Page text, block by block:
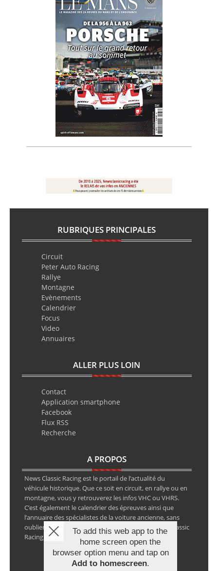
RUBRIQUES PRINCIPALES
Circuit
Peter Auto Racing
Rallye
Montagne
Evènements
Calendrier
Focus
Video
Annuaires
ALLER PLUS LOIN
Contact
Application smartphone
Facebook
Flux RSS
Recherche
A PROPOS
News Classic Racing est le portail de l’actualité du
véhicule historique. Que ce soit en circuit, en rallye ou en
montagne, vous y retrouverez les infos VHC ou VHRS.
C’est également le calendrier des épreuves ainsi que
l’annuaire des spécialistes de la voiture ancienne, sans
oublier les petites annonces avec notre partenaire Classic
Racing Annonces.
To add this web app to the
home screen open the
browser option menu and tap on
Add to homescreen.